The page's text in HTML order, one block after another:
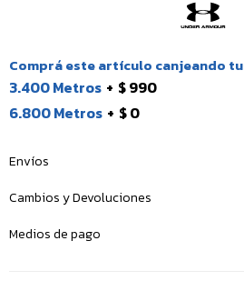
Comprá este artículo canjeando
3.400 Metros $ 990
6.800 Metros $ 0
Envíos
Cambios y Devoluciones
Medios de pago